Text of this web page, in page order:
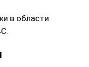
в области